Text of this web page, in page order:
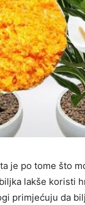
je po tome što
lakše koristi
primjećuju da